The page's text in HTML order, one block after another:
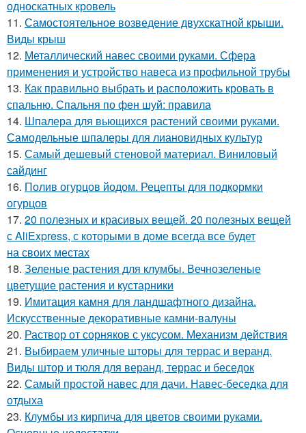
односкатных кровель
11. Самостоятельное возведение двухскатной крыши.
Виды крыш
12. Металлический навес своими руками. Сфера
применения и устройство навеса из профильной трубы
13. Как правильно выбрать и расположить кровать в
спальню. Спальня по фен шуй: правила
14. Шпалера для вьющихся растений своими руками.
Самодельные шпалеры для лиановидных культур
15. Самый дешевый стеновой материал. Виниловый
сайдинг
16. Полив огурцов йодом. Рецепты для подкормки
огурцов
17. 20 полезных и красивых вещей. 20 полезных вещей
с AliExpress, с которыми в доме всегда все будет
на своих местах
18. Зеленые растения для клумбы. Вечнозеленые
цветущие растения и кустарники
19. Имитация камня для ландшафтного дизайна.
Искусственные декоративные камни-валуны
20. Раствор от сорняков с уксусом. Механизм действия
21. Выбираем уличные шторы для террас и веранд.
Виды штор и тюля для веранд, террас и беседок
22. Самый простой навес для дачи. Навес-беседка для
отдыха
23. Клумбы из кирпича для цветов своими руками.